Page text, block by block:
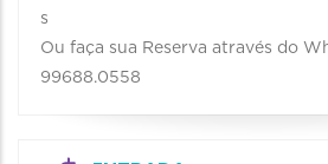
s
Ou faça sua Reserva através do
99688.0558